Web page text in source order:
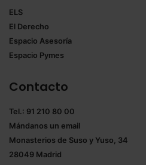
ELS
El Derecho
Espacio Asesoría
Espacio Pymes
Contacto
Tel.: 91 210 80 00
Mándanos un email
Monasterios de Suso y Yuso, 34
28049 Madrid